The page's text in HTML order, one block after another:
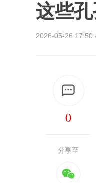
这些
2026-05-26
0
分享至